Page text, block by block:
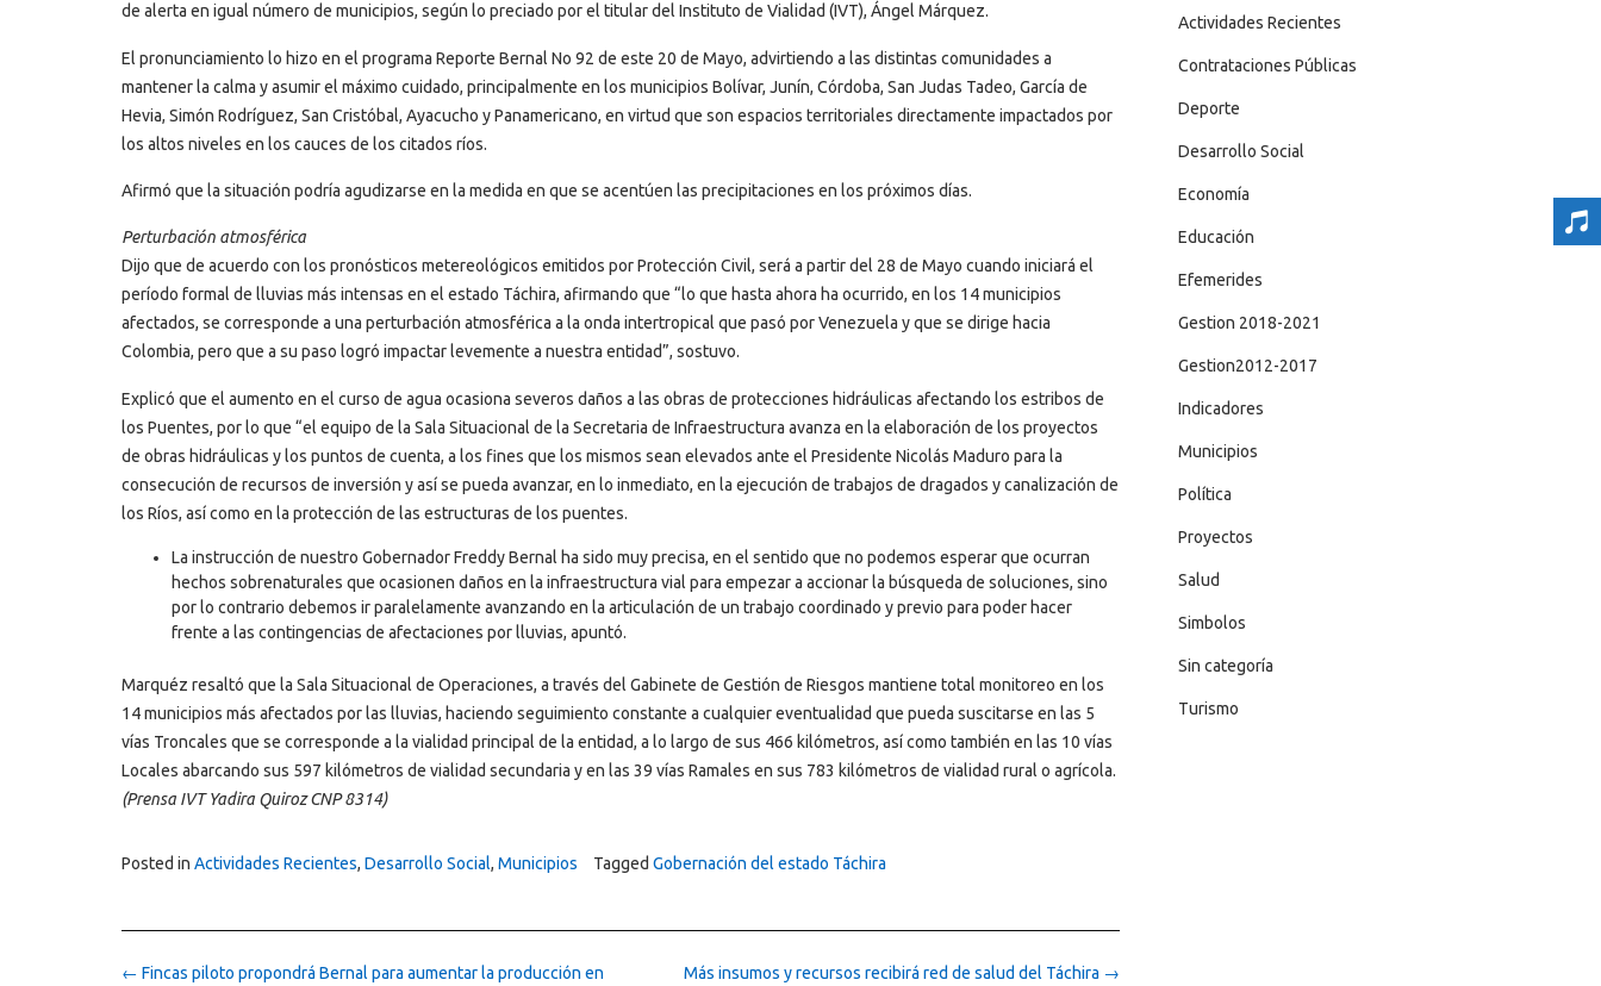
de alerta en igual número de municipios, según lo preciado por el titular del Instituto de Vialidad (IVT), Ángel Márquez.
El pronunciamiento lo hizo en el programa Reporte Bernal No 92 de este 20 de Mayo, advirtiendo a las distintas comunidades a
mantener la calma y asumir el máximo cuidado, principalmente en los municipios Bolívar, Junín, Córdoba, San Judas Tadeo, García de
Hevia, Simón Rodríguez, San Cristóbal, Ayacucho y Panamericano, en virtud que son espacios territoriales directamente impactados por
los altos niveles en los cauces de los citados ríos.
Afirmó que la situación podría agudizarse en la medida en que se acentúen las precipitaciones en los próximos días.
Perturbación atmosférica
Dijo que de acuerdo con los pronósticos metereológicos emitidos por Protección Civil, será a partir del 28 de Mayo cuando iniciará el
período formal de lluvias más intensas en el estado Táchira, afirmando que “lo que hasta ahora ha ocurrido, en los 14 municipios
afectados, se corresponde a una perturbación atmosférica a la onda intertropical que pasó por Venezuela y que se dirige hacia
Colombia, pero que a su paso logró impactar levemente a nuestra entidad”, sostuvo.
Explicó que el aumento en el curso de agua ocasiona severos daños a las obras de protecciones hidráulicas afectando los estribos de
los Puentes, por lo que “el equipo de la Sala Situacional de la Secretaria de Infraestructura avanza en la elaboración de los proyectos
de obras hidráulicas y los puntos de cuenta, a los fines que los mismos sean elevados ante el Presidente Nicolás Maduro para la
consecución de recursos de inversión y así se pueda avanzar, en lo inmediato, en la ejecución de trabajos de dragados y canalización de
los Ríos, así como en la protección de las estructuras de los puentes.
La instrucción de nuestro Gobernador Freddy Bernal ha sido muy precisa, en el sentido que no podemos esperar que ocurran
hechos sobrenaturales que ocasionen daños en la infraestructura vial para empezar a accionar la búsqueda de soluciones, sino
por lo contrario debemos ir paralelamente avanzando en la articulación de un trabajo coordinado y previo para poder hacer
frente a las contingencias de afectaciones por lluvias, apuntó.
Marquéz resaltó que la Sala Situacional de Operaciones, a través del Gabinete de Gestión de Riesgos mantiene total monitoreo en los
14 municipios más afectados por las lluvias, haciendo seguimiento constante a cualquier eventualidad que pueda suscitarse en las 5
vías Troncales que se corresponde a la vialidad principal de la entidad, a lo largo de sus 466 kilómetros, así como también en las 10 vías
Locales abarcando sus 597 kilómetros de vialidad secundaria y en las 39 vías Ramales en sus 783 kilómetros de vialidad rural o agrícola.
(Prensa IVT Yadira Quiroz CNP 8314)
Posted in Actividades Recientes, Desarrollo Social, Municipios Tagged Gobernación del estado Táchira
Post
Más insumos y recursos recibirá red de salud del Táchira →
← Fincas piloto propondrá Bernal para aumentar la producción en
Actividades Recientes
Contrataciones Públicas
Deporte
Desarrollo Social
Economía
Educación
Efemerides
Gestion 2018-2021
Gestion2012-2017
Indicadores
Municipios
Política
Proyectos
Salud
Simbolos
Sin categoría
Turismo